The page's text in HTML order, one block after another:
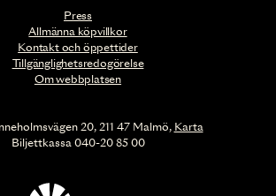
Press
Allmänna köpvillkor
Kontakt och öppettider
Tillgänglighetsredogörelse
Om webbplatsen
20, 211 47 Malmö, Karta
Biljettkassa 040-20 85 00